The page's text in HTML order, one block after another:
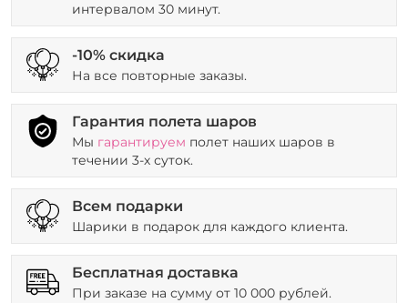
интервалом 30 минут.
-10% скидка
На все повторные заказы.
Гарантия полета шаров
Мы гарантируем полет наших шаров в
течении 3-х суток.
Всем подарки
Шарики в подарок для каждого клиента.
Бесплатная доставка
При заказе на сумму от 10 000 рублей.